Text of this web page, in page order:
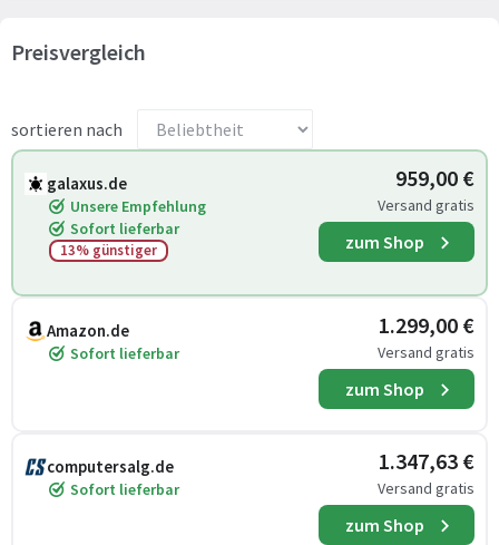
Preisvergleich
sortieren nach
galaxus.de
Unsere Empfehlung
Sofort lieferbar
13% günstiger
959,00 €
Versand gratis
zum Shop
Amazon.de
Sofort lieferbar
1.299,00 €
Versand gratis
zum Shop
computersalg.de
Sofort lieferbar
1.347,63 €
Versand gratis
zum Shop